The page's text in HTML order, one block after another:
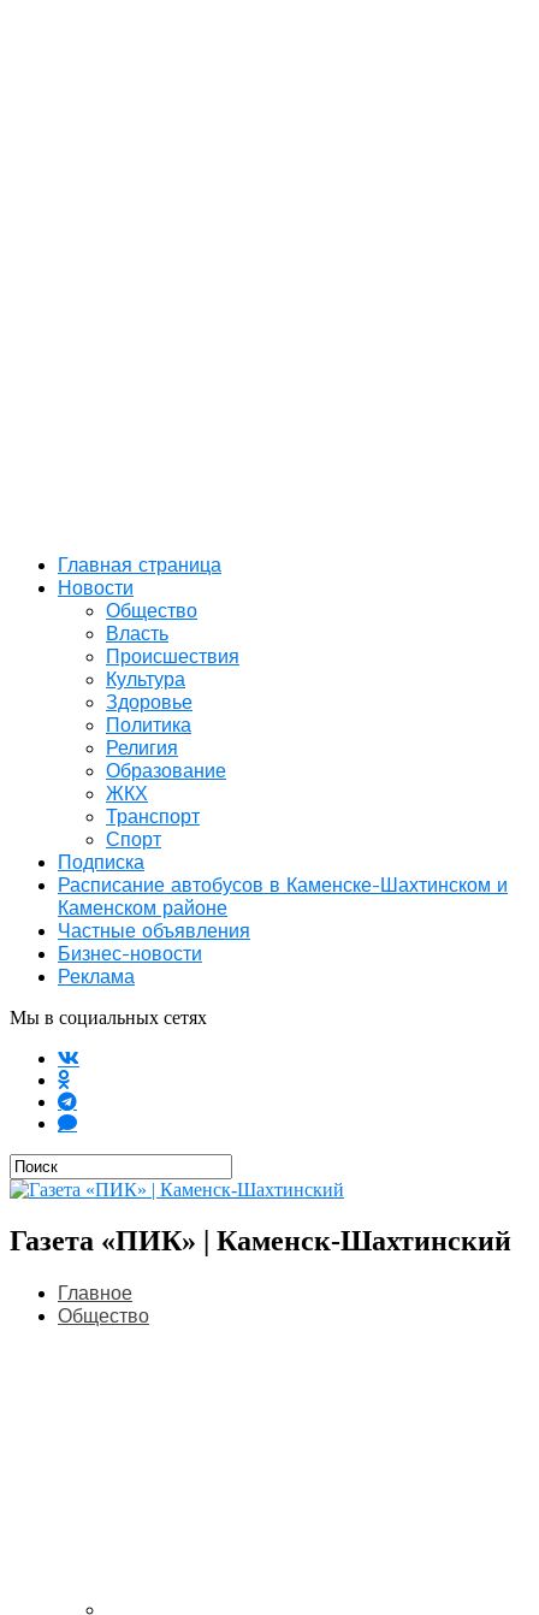
Главная страница
Новости
Общество
Власть
Происшествия
Культура
Здоровье
Политика
Религия
Образование
ЖКХ
Транспорт
Спорт
Подписка
Расписание автобусов в Каменске-Шахтинском и
Каменском районе
Частные объявления
Бизнес-новости
Реклама
Мы в социальных сетях
Газета «ПИК» | Каменск-Шахтинский
Главное
Общество